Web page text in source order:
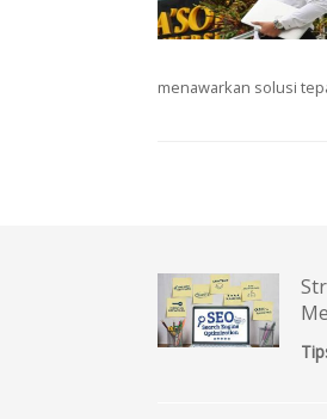
menawarkan solusi